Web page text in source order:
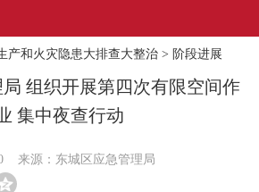
产和火灾隐患大排查大整治> 阶段进展
组织开展第四次有限空间作
集中夜查行动
来源：东城区应急管理局